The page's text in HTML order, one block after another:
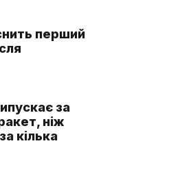
перший
за
ніж
кілька